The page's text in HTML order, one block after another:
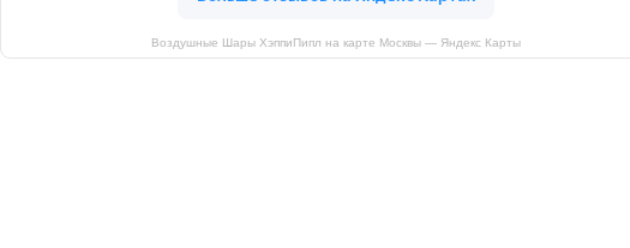
Воздушные Шары ХэппиПипл на карте Москвы — Яндекс Карты